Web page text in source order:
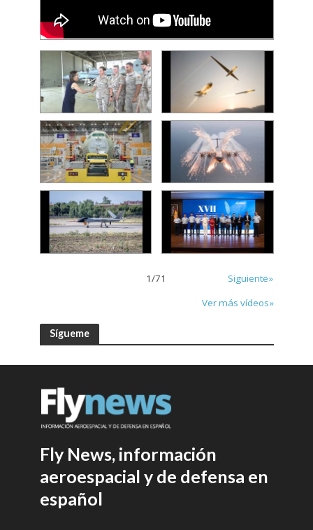
1/71
Siguiente»
Ver más vídeos»
Sígueme
Fly News, información
aeroespacial y de defensa en
español